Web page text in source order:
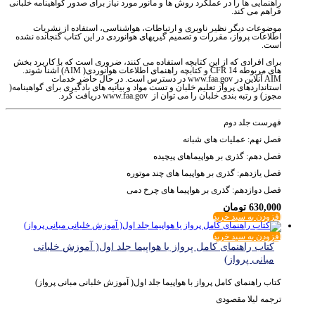
راهنمایی ها را در عملکرد روش ها و مانور مورد نیاز برای صدور گواهینامه خلبانی
فراهم می کند.
موضوعات دیگر نظیر ناوبری و ارتباطات، هواشناسی، استفاده از نشریات
اطلاعات پرواز، مقررات و تصمیم گیریهای هوانوردی در این کتاب گنجانده نشده
است.
برای افرادی که از این کتابچه استفاده می کنند، ضروری است که با کاربرد بخش
های مربوطه 14 CFR و کتابچه راهنمای اطلاعات هوانوردی( AIM) آشنا شوند.
AIM آنلاین در www.faa.gov در دسترس است. در حال حاضر خدمات
استانداردهای پرواز تعلیم خلبان و تست مواد و بیانیه های یادگیری برای گواهینامه(
مجوز) و رتبه بندی خلبان را می توان از www.faa.gov دریافت کرد.
فهرست جلد دوم
فصل نهم: عملیات های شبانه
فصل دهم: گذری بر هواپیماهای پیچیده
فصل یازدهم: گذری بر هواپیما های چند موتوره
فصل دوازدهم: گذری بر هواپیما های چرخ دمی
630,000 تومان
افزودن به سبد خرید
افزودن به سبد خرید
کتاب راهنمای کامل پرواز با هواپیما جلد اول( آموزش خلبانی
مبانی پرواز)
کتاب راهنمای کامل پرواز با هواپیما جلد اول( آموزش خلبانی مبانی پرواز)
ترجمه لیلا مقصودی